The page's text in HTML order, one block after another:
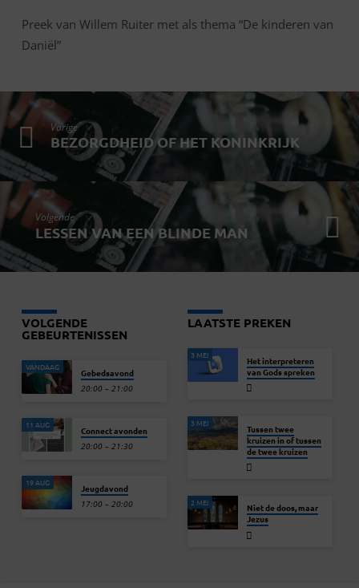
Preek van Willem Ruiter met als thema “De kinderen van
Daniël”
Vorige
BEZORGDHEID OF HET KONINKRIJK
Volgende
LESSEN VAN EEN BLINDE MAN
VOLGENDE
GEBEURTENISSEN
VANDAAG Gebedsavond
20:00 – 21:00
11 AUG Connect avonden
20:00 – 21:30
19 AUG Jeugdavond
17:00 – 20:00
LAATSTE PREKEN
3 MEI
Het interpreteren
van Gods spreken
3 MEI
Tussen twee
kruizen in of tussen
de twee kruizen
2 MEI
Niet de doos, maar
Jezus